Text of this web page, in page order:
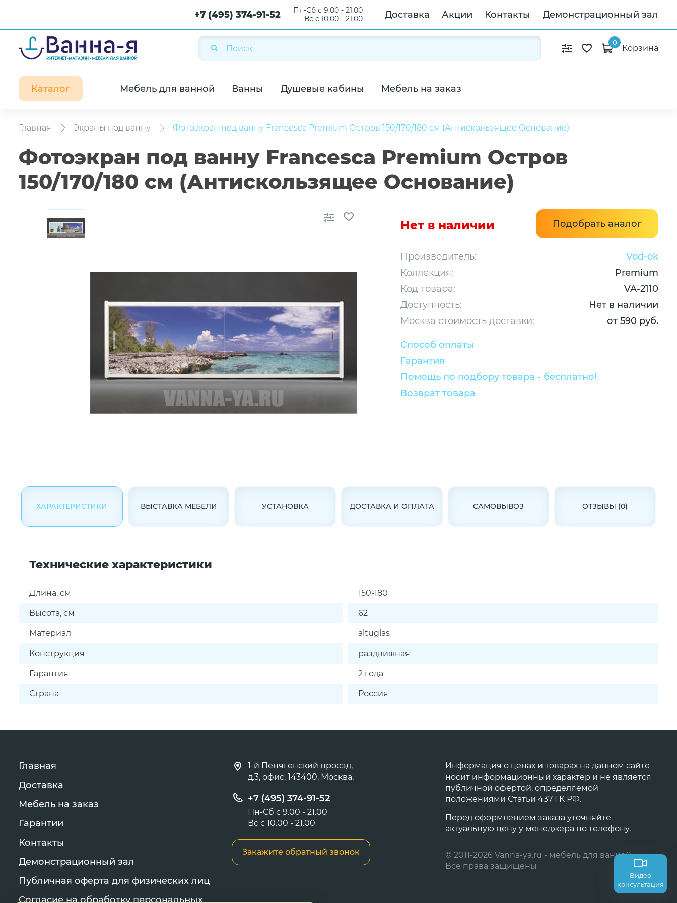
+7 (495) 374-91-52
Пн-Сб с 9.00 - 21.00
Вс с 10.00 - 21.00
Доставка Акции Контакты Демонстрационный зал
0
Корзина
Каталог Мебель для ванной Ванны Душевые кабины Мебель на заказ
Главная Экраны под ванну Фотоэкран под ванну Francesca Premium Остров 150/170/180 см (Антискользящее Основание)
Фотоэкран под ванну Francesca Premium Остров
150/170/180 см (Антискользящее Основание)
Нет в наличии Подобрать аналог
Производитель:
Vod-ok
Коллекция:
Premium
Код товара:
VA-2110
Доступность:
Нет в наличии
Москва стоимость доставки:
от 590 руб.
Способ оплаты
Гарантия
Помощь по подбору товара - бесплатно!
Возврат товара
ХАРАКТЕРИСТИКИ ВЫСТАВКА МЕБЕЛИ УСТАНОВКА ДОСТАВКА И ОПЛАТА САМОВЫВОЗ ОТЗЫВЫ (0)
Технические характеристики
Длина, см 150-180
Высота, см 62
Материал altuglas
Конструкция раздвижная
Гарантия 2 года
Страна Россия
Видео
консультация
Главная
Доставка
Мебель на заказ
Гарантии
Контакты
Демонстрационный зал
Публичная оферта для физических лиц
Согласие на обработку персональных
1-й Пенягенский проезд,
д.3, офис, 143400, Москва.
+7 (495) 374-91-52
Пн-Сб с 9.00 - 21.00
Вс с 10.00 - 21.00
Закажите обратный звонок
Информация о ценах и товарах на данном сайте
носит информационный характер и не является
публичной офертой, определяемой
положениями Статьи 437 ГК РФ.
Перед оформлением заказа уточняйте
актуальную цену у менеджера по телефону.
© 2011-2026 Vanna-ya.ru - мебель для ванной
Все права защищены